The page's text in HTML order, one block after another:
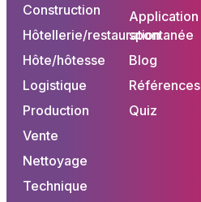
Construction
Hôtellerie/restauration
Hôte/hôtesse
Logistique
Production
Vente
Nettoyage
Technique
Application
spontanée
Blog
Références
Quiz